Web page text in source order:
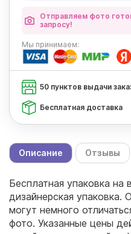
Отправляем фото
запросу!
Мы принимаем:
50 пунктов выдачи
Бесплатная доставка
Описание Отзывы
Бесплатная упаковка на
дизайнерская упаковка.
могут немного
фото. Указанные цены